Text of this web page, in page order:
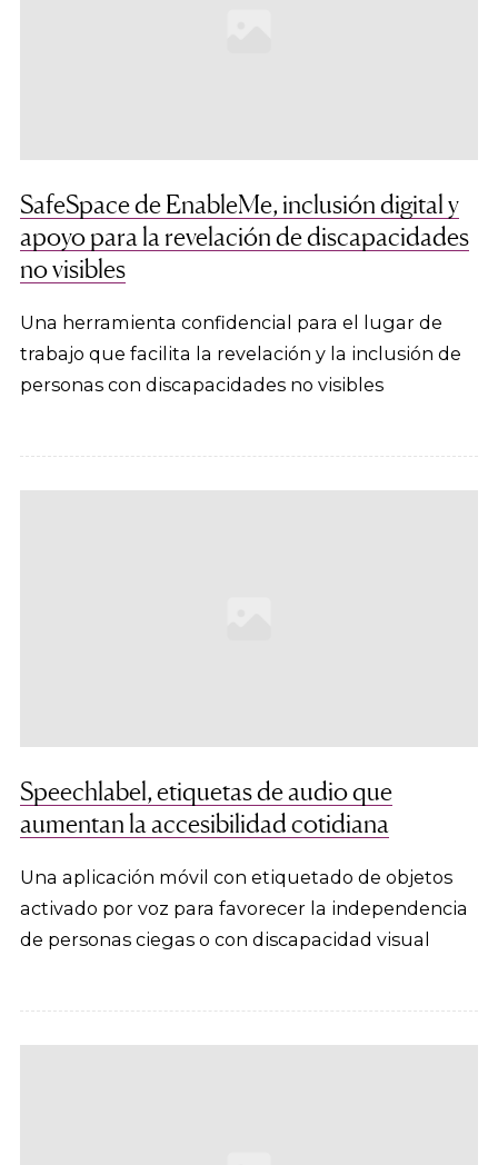
SafeSpace de EnableMe, inclusión digital y
apoyo para la revelación de discapacidades
no visibles
Una herramienta confidencial para el lugar de
trabajo que facilita la revelación y la inclusión de
personas con discapacidades no visibles
Speechlabel, etiquetas de audio que
aumentan la accesibilidad cotidiana
Una aplicación móvil con etiquetado de objetos
activado por voz para favorecer la independencia
de personas ciegas o con discapacidad visual